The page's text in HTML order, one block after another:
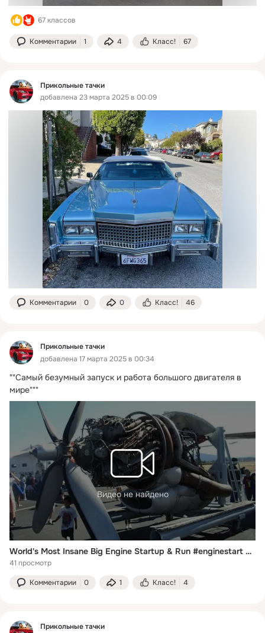
67 классов
Комментарии 1 4 Класс! 67
Прикольные тачки
добавлена 23 марта 2025 в 00:09
Комментарии 0 0 Класс! 46
Прикольные тачки
добавлена 17 марта 2025 в 00:34
""Самый безумный запуск и работа большого двигателя в
мире"""
Видео не найдено
World's Most Insane Big Engine Startup & Run #enginestart #enginesound #oldengine #bigengine
41 просмотр
Комментарии 0 1 Класс! 4
Прикольные тачки